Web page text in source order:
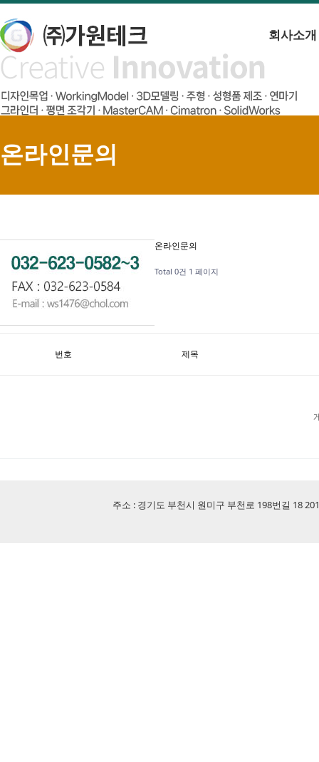
회사소개
온라인문의
온라인문의
Total 0건 1 페이지
번호 제목
주소 : 경기도 부천시 원미구 부천로 198번길